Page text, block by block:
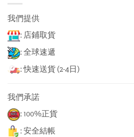
我們提供
: 店鋪取貨
: 全球速遞
: 快速送貨 (2-4日)
我們承諾
: 100%正貨
: 安全結帳